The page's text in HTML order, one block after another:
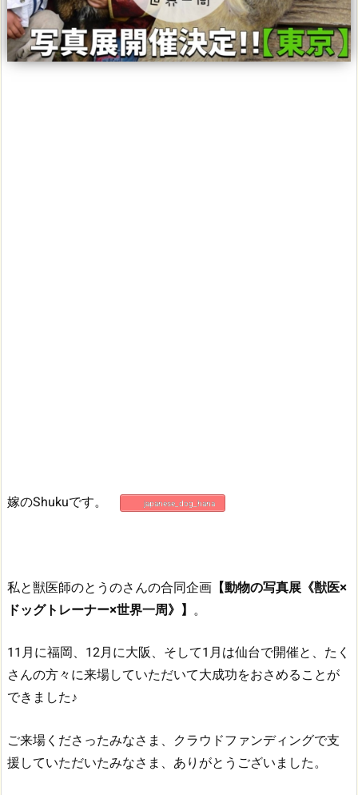
嫁のShukuです。 japanese_dog_hana
私と獣医師のとうのさんの合同企画 【動物の写真展《獣医×
ドッグトレーナー×世界一周》】
。
11月に福岡、12月に大阪、そして1月は仙台で開催と、たく
さんの方々に来場していただいて大成功をおさめることが
できました♪
ご来場くださったみなさま、クラウドファンディングで支
援していただいたみなさま、ありがとうございました。